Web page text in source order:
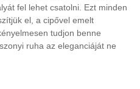
fel lehet csatolni. Ezt minden
el, a cipővel emelt
tudjon benne
ruha az eleganciáját ne